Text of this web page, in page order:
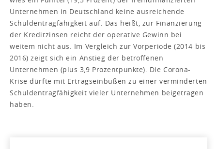
Unternehmen in Deutschland keine ausreichende
Schuldentragfähigkeit auf. Das heißt, zur Finanzierung
der Kreditzinsen reicht der operative Gewinn bei
weitem nicht aus. Im Vergleich zur Vorperiode (2014 bis
2016) zeigt sich ein Anstieg der betroffenen
Unternehmen (plus 3,9 Prozentpunkte). Die Corona-
Krise dürfte mit Ertragseinbußen zu einer verminderten
Schuldentragfähigkeit vieler Unternehmen beigetragen
haben.